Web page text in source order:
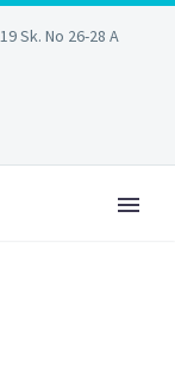
Sk. No 26-28 A